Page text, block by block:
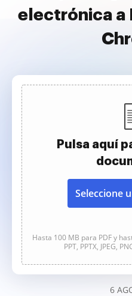
electrónica a
Pulsa aquí
Seleccione
Hasta 100 MB para PDF y
PPT, PPTX, JPEG,
6